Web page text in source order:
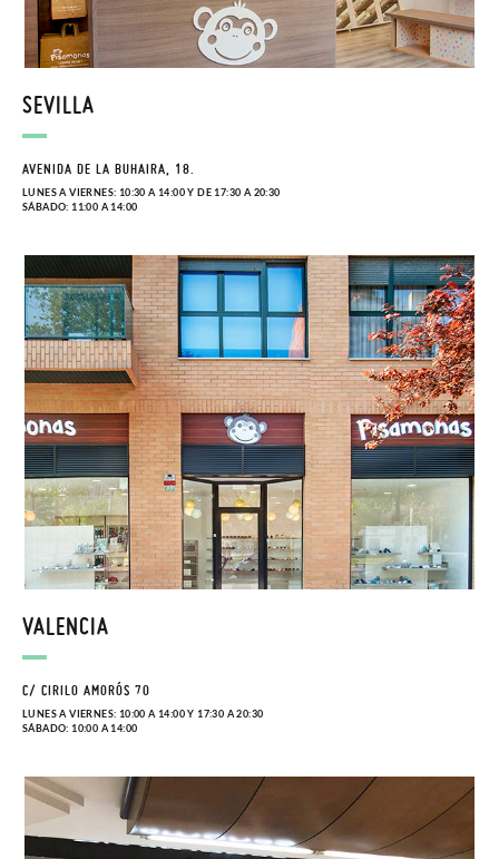
SEVILLA
AVENIDA DE LA BUHAIRA, 18.
LUNES A VIERNES: 10:30 A 14:00 Y DE 17:30 A 20:30
SÁBADO: 11:00 A 14:00
VALENCIA
C/ CIRILO AMORÓS 70
LUNES A VIERNES: 10:00 A 14:00 Y 17:30 A 20:30
SÁBADO: 10:00 A 14:00